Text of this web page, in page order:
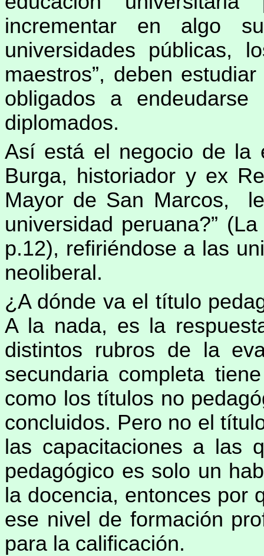
incrementar en algo
universidades públicas,
maestros”, deben
obligados a
diplomados.
Así está el negocio de la
Burga, historiador y ex
Mayor de San Marcos,
universidad peruana?”
p.12), refiriéndose a las
neoliberal.
¿A dónde va el título
A la nada, es la
distintos rubros de la
secundaria completa
como los títulos no
concluidos. Pero no el
las capacitaciones a
pedagógico es solo un
la docencia, entonces por
ese nivel de formación
para la calificación.